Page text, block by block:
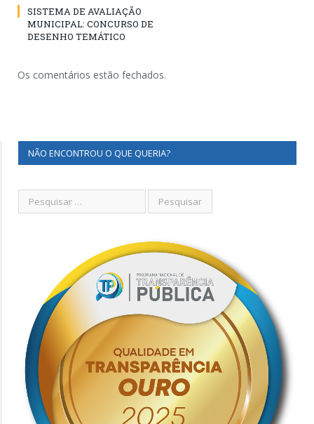
SISTEMA DE AVALIAÇÃO
MUNICIPAL: CONCURSO DE
DESENHO TEMÁTICO
Os comentários estão fechados.
NÃO ENCONTROU O QUE QUERIA?